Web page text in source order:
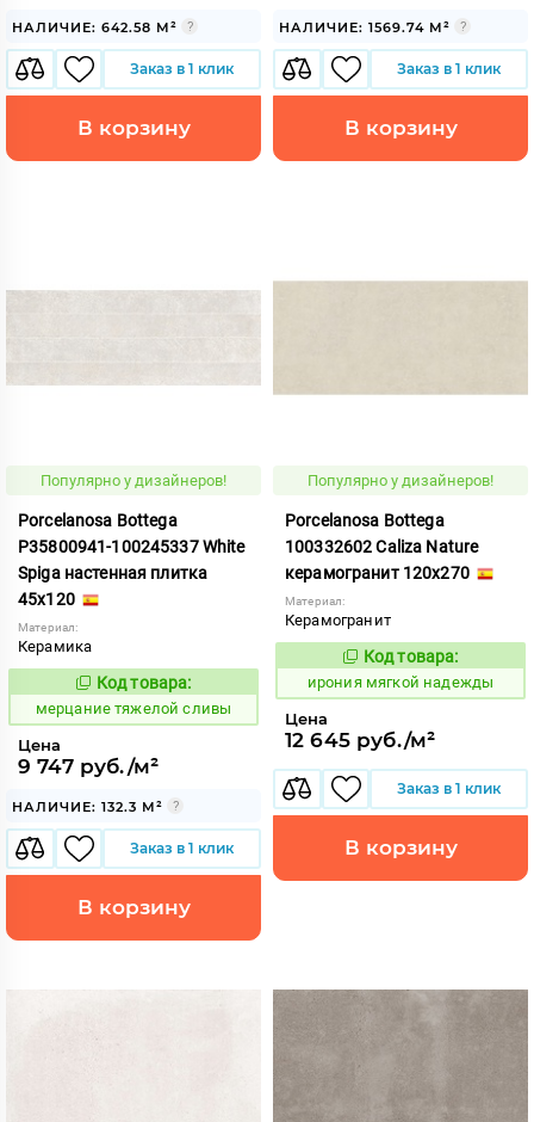
НАЛИЧИЕ: 642.58 М²
Заказ в 1 клик
В корзину
НАЛИЧИЕ: 1569.74 М²
Заказ в 1 клик
В корзину
Популярно у дизайнеров!
Porcelanosa Bottega
P35800941-100245337 White
Spiga настенная плитка
45x120
Материал:
Керамика
982136
Код товара:
мерцание тяжелой сливы
Цена
9 747 руб./м²
НАЛИЧИЕ: 132.3 М²
Заказ в 1 клик
В корзину
Популярно у дизайнеров!
Porcelanosa Bottega
100332602 Caliza Nature
керамогранит 120x270
Материал:
Керамогранит
1101432
Код товара:
ирония мягкой надежды
Цена
12 645 руб./м²
Заказ в 1 клик
В корзину